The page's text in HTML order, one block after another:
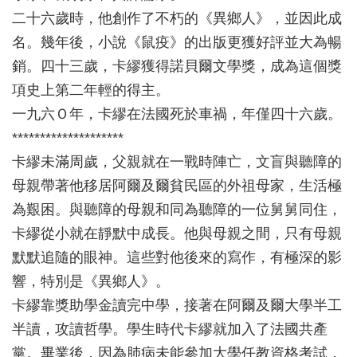
二十六歲時，他創作了不朽的《異鄉人》，並因此成
名。幾年後，小說《鼠疫》的出版更獲好評並大為暢
銷。四十三歲，卡繆獲得諾貝爾文學獎，成為這個獎
項史上第二年輕的得主。
一九六Ｏ年，卡繆在法國死於車禍，年僅四十六歲。
********************
卡繆未滿周歲，父親就在一戰時陣亡，文盲與聽障的
母親帶著他移居阿爾及爾貧民區的外祖母家，生活極
為艱困。與聽障的母親和同為聽障的一位舅舅同住，
卡繆從小就在靜默中成長。他與母親之間，只有母親
默默追隨的眼神。這些對他後來的寫作，有極深的影
響，特別是《異鄉人》。
卡繆靠獎助學金讀完中學，接著在阿爾及爾大學半工
半讀，攻讀哲學。學生時代卡繆就加入了法國共產
黨。畢業後，因為肺病未能參加大學任教資格考試，